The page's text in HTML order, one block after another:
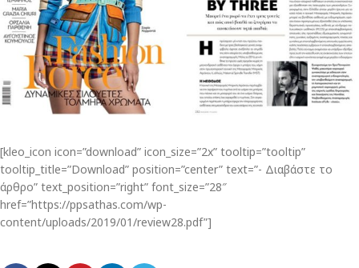
[kleo_icon icon=”download” icon_size=”2x” tooltip=”tooltip”
tooltip_title=”Download” position=”center” text=”- Διαβάστε το
άρθρο” text_position=”right” font_size=”28″
href=”https://ppsathas.com/wp-
content/uploads/2019/01/review28.pdf”]